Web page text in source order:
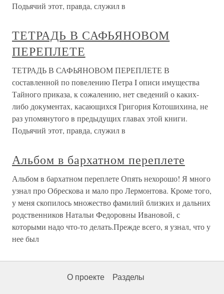
Подьячий этот, правда, служил в
ТЕТРАДЬ В САФЬЯНОВОМ
ПЕРЕПЛЕТЕ
ТЕТРАДЬ В САФЬЯНОВОМ ПЕРЕПЛЕТЕ В
составленной по повелению Петра I описи имущества
Тайного приказа, к сожалению, нет сведений о каких-
либо документах, касающихся Григория Котошихина, не
раз упомянутого в предыдущих главах этой книги.
Подьячий этот, правда, служил в
Альбом в бархатном переплете
Альбом в бархатном переплете Опять нехорошо! Я много
узнал про Обрескова и мало про Лермонтова. Кроме того,
у меня скопилось множество фамилий близких и дальних
родственников Натальи Федоровны Ивановой, с
которыми надо что-то делать.Прежде всего, я узнал, что у
нее был
О проекте Разделы